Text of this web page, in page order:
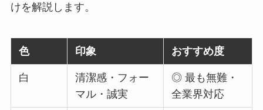
けを解説します。
色 印象 おすすめ度
白
清潔感・フォー
マル・誠実
◎ 最も無難・
全業界対応